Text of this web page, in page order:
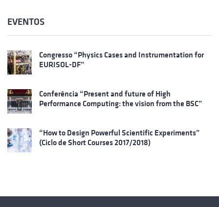
EVENTOS
Congresso “Physics Cases and Instrumentation for
EURISOL-DF”
Conferência “Present and future of High
Performance Computing: the vision from the BSC”
“How to Design Powerful Scientific Experiments”
(Ciclo de Short Courses 2017/2018)